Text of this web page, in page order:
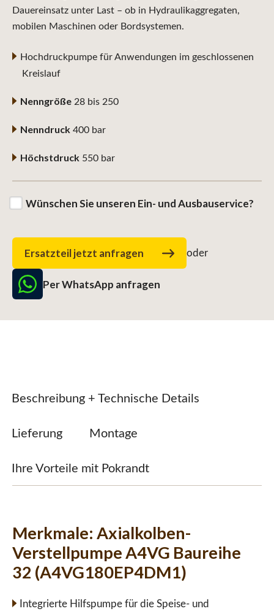
Dauereinsatz unter Last – ob in Hydraulikaggregaten,
mobilen Maschinen oder Bordsystemen.
Hochdruckpumpe für Anwendungen im geschlossenen
Kreislauf
Nenngröße 28 bis 250
Nenndruck 400 bar
Höchstdruck 550 bar
Wünschen Sie unseren Ein- und Ausbauservice?
Ersatzteil jetzt anfragen oder
Per WhatsApp anfragen
Beschreibung + Technische Details
Lieferung Montage
Ihre Vorteile mit Pokrandt
Merkmale: Axialkolben-
Verstellpumpe A4VG Baureihe
32 (A4VG180EP4DM1)
Integrierte Hilfspumpe für die Speise- und